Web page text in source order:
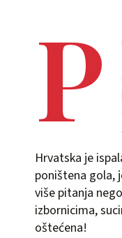
P
Hrvatska je
poništena gola,
više pitanja
izbornicima,
oštećena!